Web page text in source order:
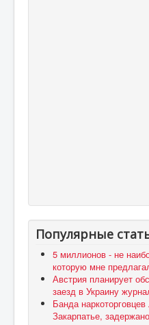
Популярные
5 миллионов - не
которую мне
Австрия планирует
заезд в Украину
Банда
Закарпатье,